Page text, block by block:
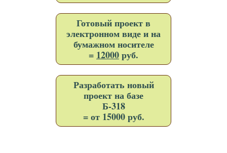
Готовый проект в
электронном виде и на
бумажном носителе
= 12000руб.
Разработать новый
проект на базе
Б-318
= от 15000 руб.